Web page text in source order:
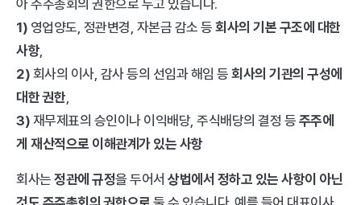
아 주주총회의 권한으로 두고 있습니다.
1) 영업양도, 정관변경, 자본금 감소 등 회사의 기본 구조에 대한
사항,
2) 회사의 이사, 감사 등의 선임과 해임 등 회사의 기관의 구성에
대한 권한,
3) 재무제표의 승인이나 이익배당, 주식배당의 결정 등 주주에
게 재산적으로 이해관계가 있는 사항
회사는 정관에 규정을 두어서 상법에서 정하고 있는 사항이 아닌